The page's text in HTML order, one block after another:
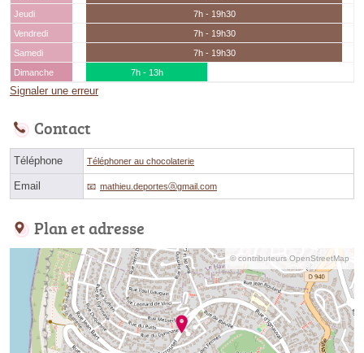
Jeudi
7h - 19h30
Vendredi
7h - 19h30
Samedi
7h - 19h30
Dimanche
7h - 13h
Signaler une erreur
Contact
Téléphone Téléphoner au chocolaterie
Email mathieu.deportesⓐgmail.com
Plan et adresse
© contributeurs OpenStreetMap